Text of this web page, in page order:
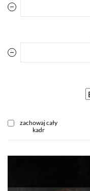
zachowaj cały
kadr